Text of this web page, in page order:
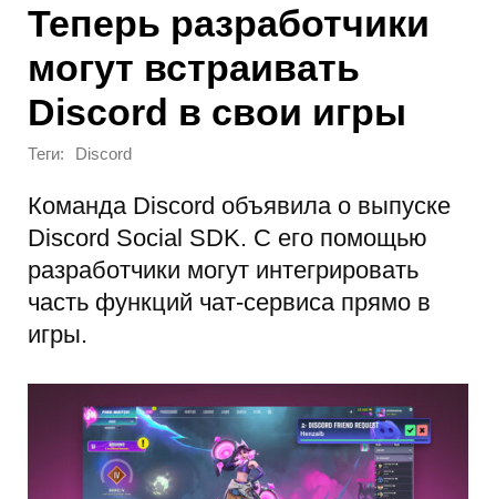
Теперь разработчики
могут встраивать
Discord в свои игры
Теги: Discord
Команда Discord объявила о выпуске
Discord Social SDK. С его помощью
разработчики могут интегрировать
часть функций чат-сервиса прямо в
игры.